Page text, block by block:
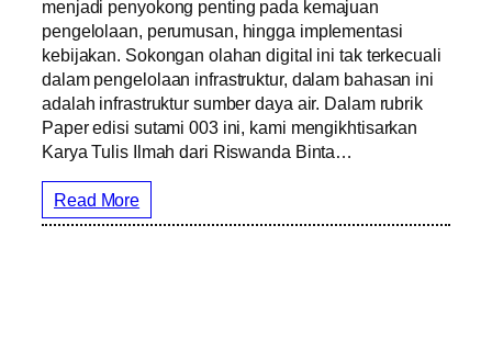
menjadi penyokong penting pada kemajuan
pengelolaan, perumusan, hingga implementasi
kebijakan. Sokongan olahan digital ini tak terkecuali
dalam pengelolaan infrastruktur, dalam bahasan ini
adalah infrastruktur sumber daya air. Dalam rubrik
Paper edisi sutami 003 ini, kami mengikhtisarkan
Karya Tulis Ilmah dari Riswanda Binta…
Read More